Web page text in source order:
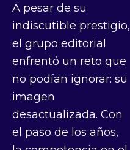
A pesar de su
indiscutible prestigio,
el grupo editorial
enfrentó un reto que
no podían ignorar: su
imagen
desactualizada. Con
el paso de los años,